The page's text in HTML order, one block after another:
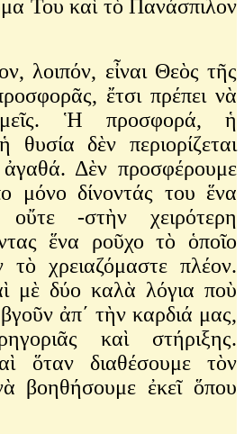
Του καὶ τὸ Πανάσπιλον
εἶναι Θεὸς τῆς
ἔτσι πρέπει νὰ
Ἡ προσφορά, ἡ
θυσία δὲν περιορίζεται
Δὲν προσφέρουμε
μόνο δίνοντάς του ἕνα
-στὴν χειρότερη
ἕνα ροῦχο τὸ ὁποῖο
τὸ χρειαζόμαστε πλέον.
μὲ δύο καλὰ λόγια ποὺ
ἀπ΄ τὴν καρδιά μας,
καὶ στήριξης.
ὅταν διαθέσουμε τὸν
βοηθήσουμε ἐκεῖ ὅπου